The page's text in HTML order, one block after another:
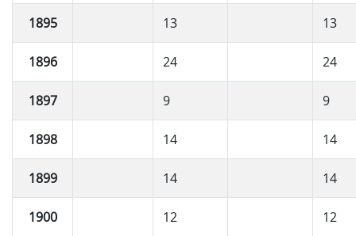
1895 13 13
1896 24 24
1897 9 9
1898 14 14
1899 14 14
1900 12 12